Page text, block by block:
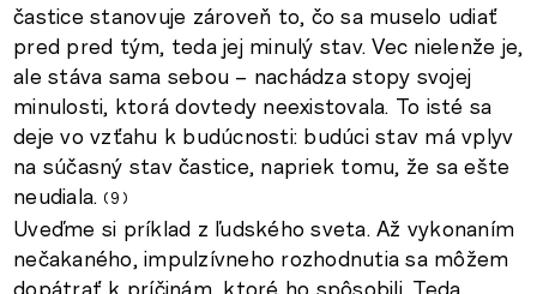
častice stanovuje zároveň to, čo sa muselo udiať
pred pred tým, teda jej minulý stav. Vec nielenže je,
ale stáva sama sebou – nachádza stopy svojej
minulosti, ktorá dovtedy neexistovala. To isté sa
deje vo vzťahu k budúcnosti: budúci stav má vplyv
na súčasný stav častice, napriek tomu, že sa ešte
neudiala.
9
Uveďme si príklad z ľudského sveta. Až vykonaním
nečakaného, impulzívneho rozhodnutia sa môžem
dopátrať k príčinám, ktoré ho spôsobili. Teda